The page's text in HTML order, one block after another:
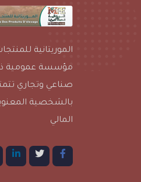
الموريتانية
مؤسسة عمومية
صناعي وتجاري
بالشخصية
المالي